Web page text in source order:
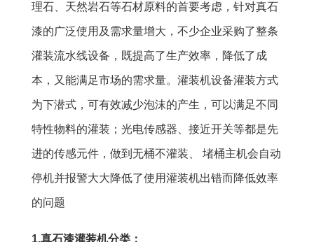
理石、天然岩石等石材原料的首要考虑，针对真石
漆的广泛使用及需求量增大，不少企业采购了整条
灌装流水线设备，既提高了生产效率，降低了成
本，又能满足市场的需求量。灌装机设备灌装方式
为下潜式，可有效减少泡沫的产生，可以满足不同
特性物料的灌装；光电传感器、接近开关等都是先
进的传感元件，做到无桶不灌装、 堵桶主机会自动
停机并报警大大降低了使用灌装机出错而降低效率
的问题
1.真石漆灌装机分类：